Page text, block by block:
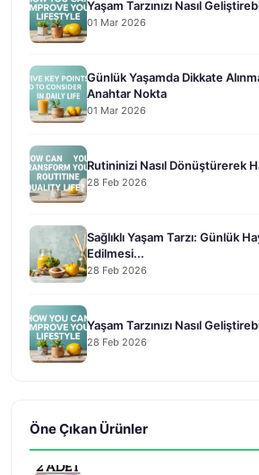
Yaşam Tarzınızı Nasıl
01 Mar 2026
Günlük Yaşamda Dikkate
Anahtar Nokta
01 Mar 2026
Rutininizi Nasıl Dönüştürerek
28 Feb 2026
Sağlıklı Yaşam Tarzı: Günlük
Edilmesi...
28 Feb 2026
Yaşam Tarzınızı Nasıl
28 Feb 2026
Öne Çıkan Ürünler